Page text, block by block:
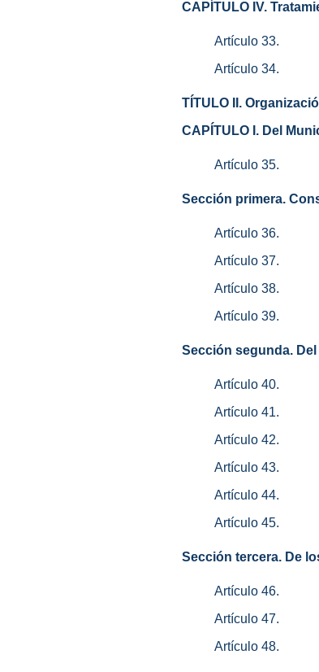
CAPÍTULO IV.
Artículo 33.
Artículo 34.
TÍTULO II.
CAPÍTULO I. Del
Artículo 35.
Sección primera.
Artículo 36.
Artículo 37.
Artículo 38.
Artículo 39.
Sección segunda.
Artículo 40.
Artículo 41.
Artículo 42.
Artículo 43.
Artículo 44.
Artículo 45.
Sección tercera. De
Artículo 46.
Artículo 47.
Artículo 48.